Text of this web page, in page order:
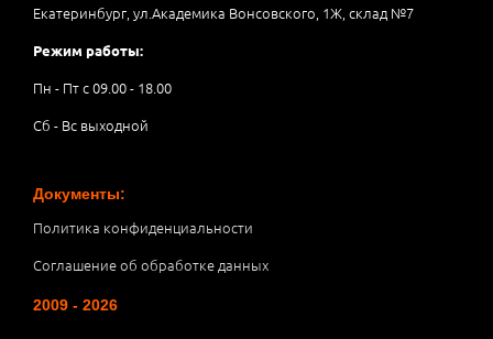
Екатеринбург, ул.Академика Вонсовского, 1Ж, склад №7
Режим работы:
Пн - Пт с 09.00 - 18.00
Сб - Вс выходной
Документы:
Политика конфиденциальности
Соглашение об обработке данных
2009 - 2026